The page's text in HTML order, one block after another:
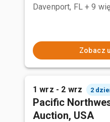
Davenport, FL + 9
Zobacz
1 wrz - 2 wrz 2
Pacific
Auction, USA